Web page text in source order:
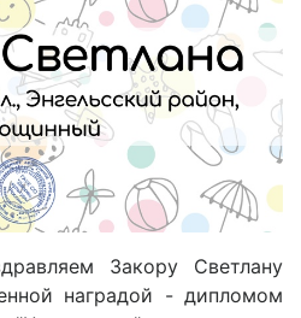
Закору Светлану
наградой - дипломом